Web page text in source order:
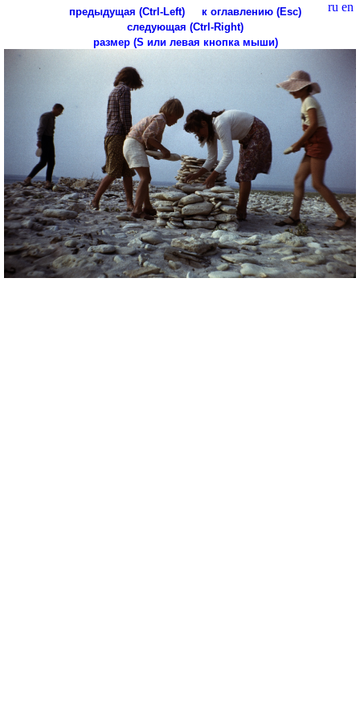
ru en
предыдущая (Ctrl-Left)
к оглавлению (Esc)
следующая (Ctrl-Right)
размер (S или левая кнопка мыши)